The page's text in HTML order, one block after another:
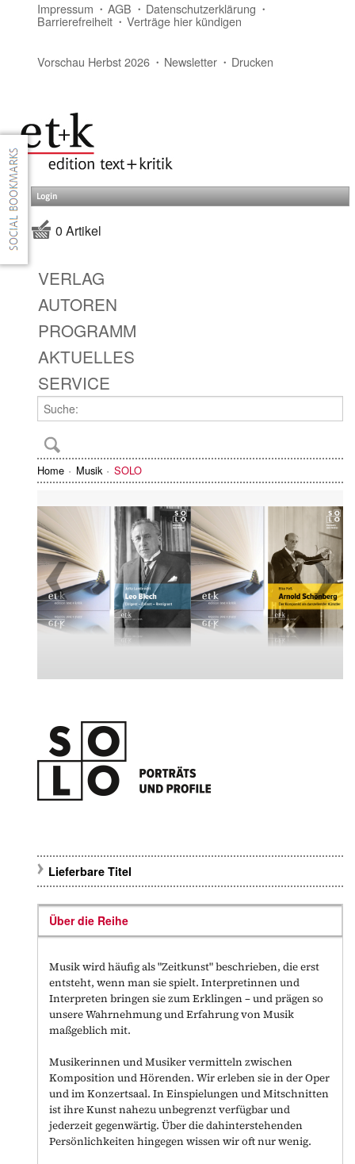
Impressum AGB Datenschutzerklärung
Barrierefreiheit Verträge hier kündigen
Vorschau Herbst 2026 Newsletter Drucken
Login
0 Artikel
VERLAG
AUTOREN
PROGRAMM
AKTUELLES
SERVICE
Home Musik SOLO
Lieferbare Titel
Über die Reihe
Musik wird häufig als "Zeitkunst" beschrieben, die erst
entsteht, wenn man sie spielt. Interpretinnen und
Interpreten bringen sie zum Erklingen – und prägen so
unsere Wahrnehmung und Erfahrung von Musik
maßgeblich mit.
Musikerinnen und Musiker vermitteln zwischen
Komposition und Hörenden. Wir erleben sie in der Oper
und im Konzertsaal. In Einspielungen und Mitschnitten
ist ihre Kunst nahezu unbegrenzt verfügbar und
jederzeit gegenwärtig. Über die dahinterstehenden
Persönlichkeiten hingegen wissen wir oft nur wenig.